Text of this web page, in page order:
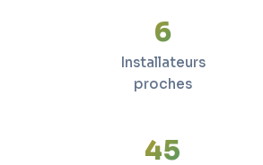
6
Installateurs
proches
45